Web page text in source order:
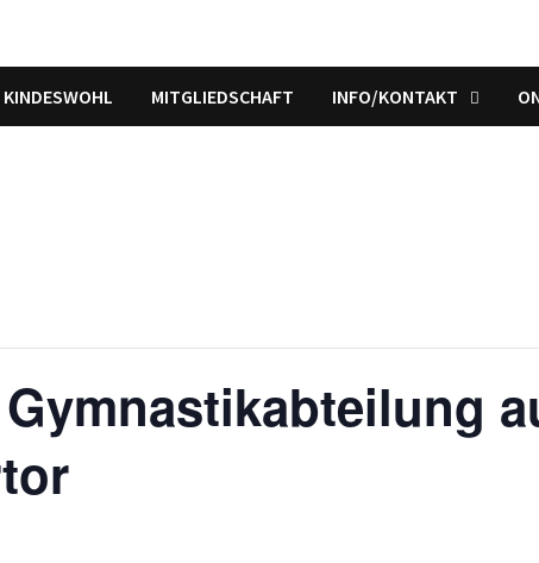
KINDESWOHL MITGLIEDSCHAFT INFO/KONTAKT